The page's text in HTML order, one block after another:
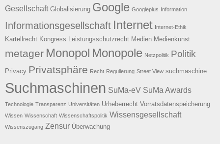
Gesellschaft Globalisierung Google Googleplus Information
Informationsgesellschaft Internet Internet-Ethik
Kartellrecht Kongress Leistungsschutzrecht Medien Medienkunst
metager Monopol Monopole Netzpolitik Politik
Privacy Privatsphäre Recht Regulierung Street View suchmaschine
Suchmaschinen SuMa-eV SuMa Awards
Technologie Transparenz Universitäten Urheberrecht Vorratsdatenspeicherung
Wissen Wissenschaft Wissenschaftspolitik Wissensgesellschaft
Wissenszugang Zensur Überwachung